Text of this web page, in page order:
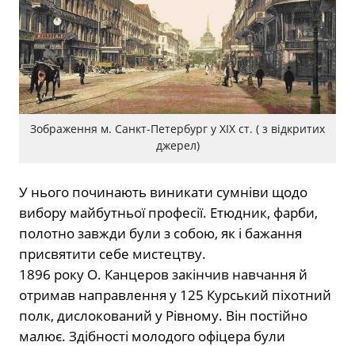
Зображення м. Санкт-Петербург у ХІХ ст. ( з відкритих
джерел)
У нього починають виникати сумніви щодо
вибору майбутньої професії. Етюдник, фарби,
полотно завжди були з собою, як і бажання
присвятити себе мистецтву.
1896 року О. Канцеров закінчив навчання й
отримав направлення у 125 Курський піхотний
полк, дислокований у Рівному. Він постійно
малює. Здібності молодого офіцера були